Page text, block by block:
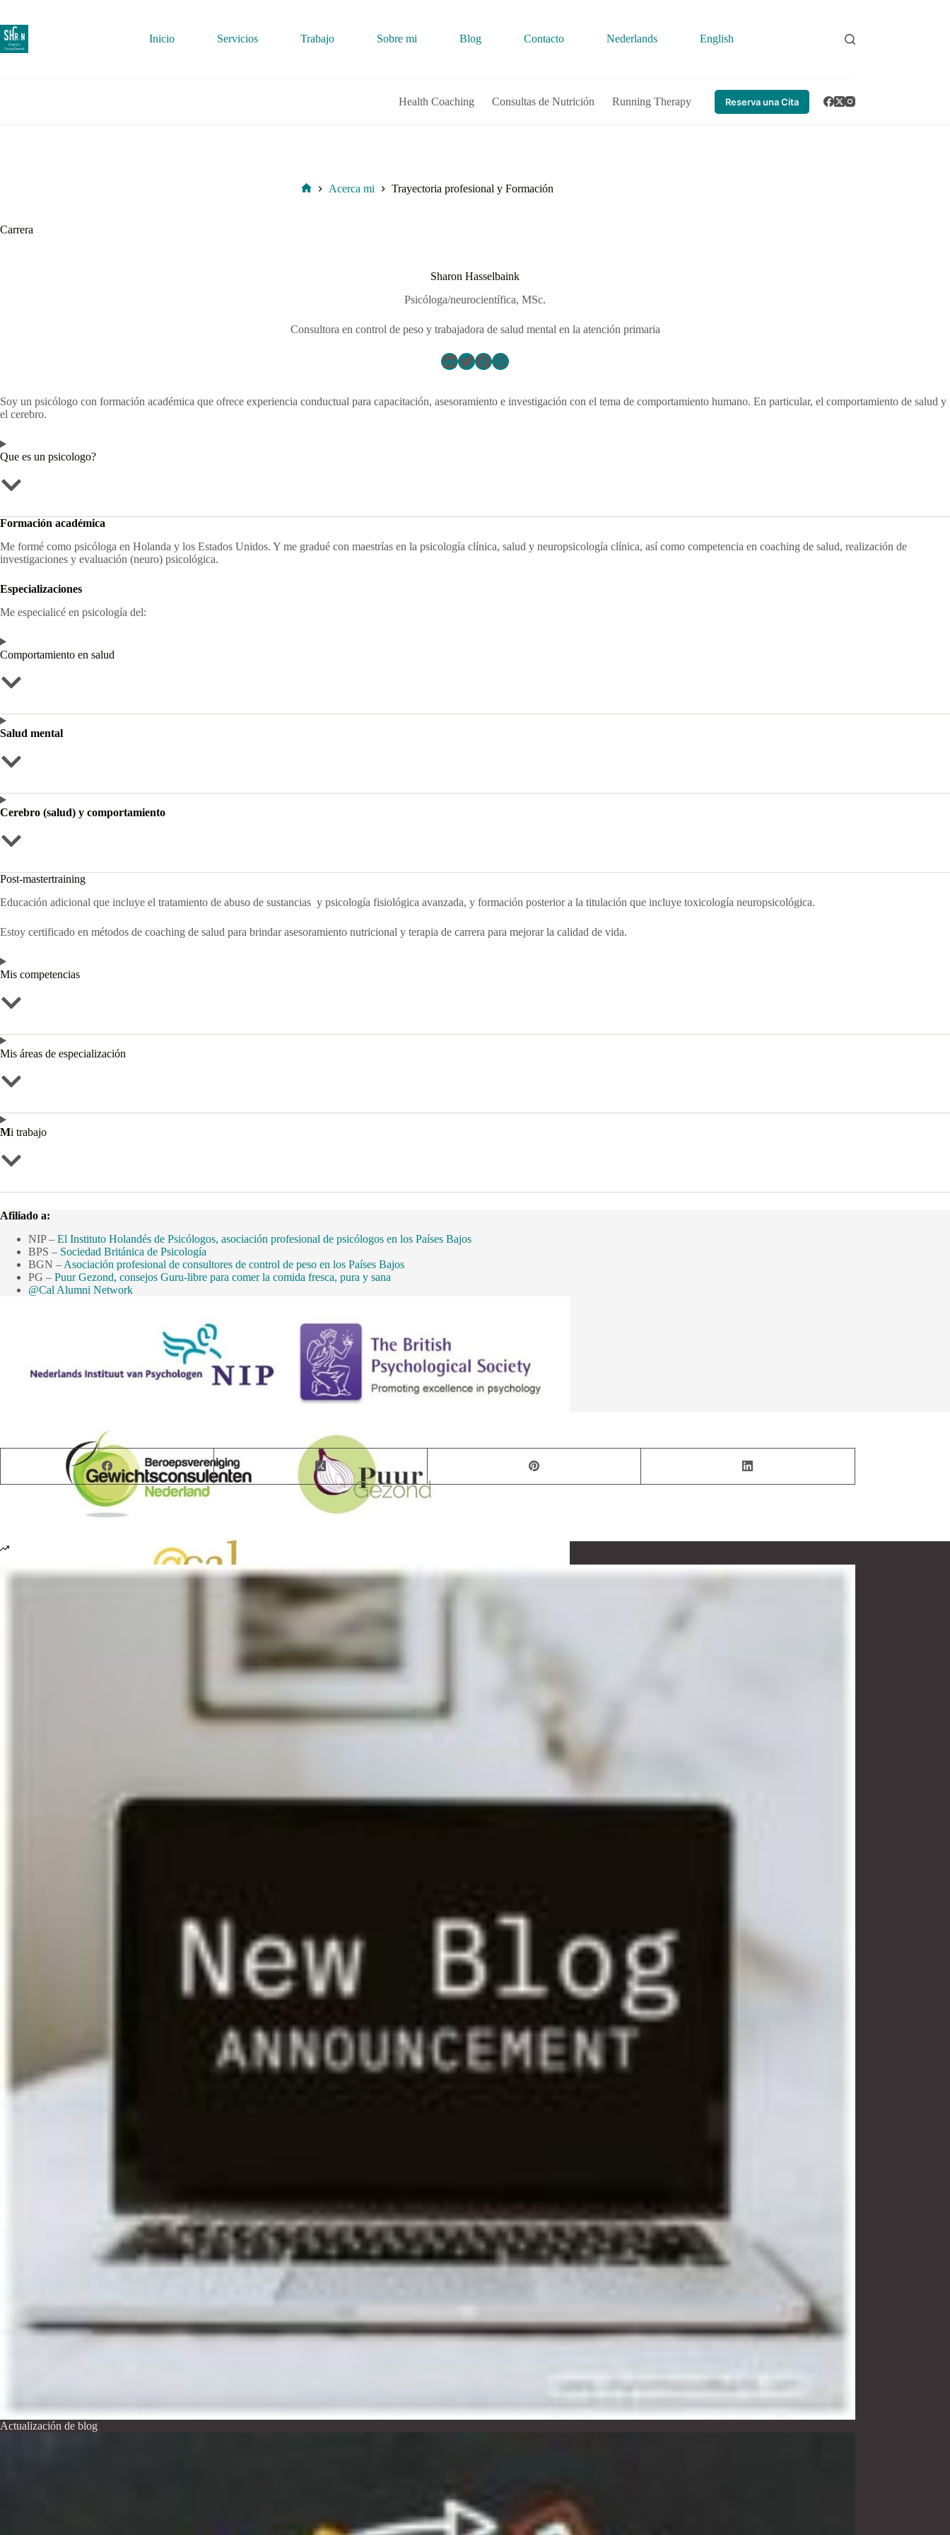
contenido
Inicio Servicios Trabajo Sobre mi Blog Contacto Nederlands English
Health Coaching Consultas de Nutrición Running Therapy Reserva una Cita
Acerca mi Trayectoria profesional y Formación
Carrera
Sharon Hasselbaink
Psicóloga/neurocientífica, MSc.
Consultora en control de peso y trabajadora de salud mental en la atención primaria
LinkedIn
Twitter
Facebook
Instagram
Soy un psicólogo con formación académica que ofrece experiencia conductual para capacitación, asesoramiento e investigación con el tema de comportamiento humano. En particular, el comportamiento de salud y
el cerebro.
Que es un psicologo?
Formación académica
Me formé como psicóloga en Holanda y los Estados Unidos. Y me gradué con maestrías en la psicología clínica, salud y neuropsicología clínica, así como competencia en coaching de salud, realización de
investigaciones y evaluación (neuro) psicológica.
Especializaciones
Me especialicé en psicología del:
Comportamiento en salud
Salud mental
Cerebro (salud) y comportamiento
Post-mastertraining
Educación adicional que incluye el tratamiento de abuso de sustancias y psicología fisiológica avanzada, y formación posterior a la titulación que incluye toxicología neuropsicológica.
Estoy certificado en métodos de coaching de salud para brindar asesoramiento nutricional y terapia de carrera para mejorar la calidad de vida.
Mis competencias
Mis áreas de especialización
Mi trabajo
Afiliado a:
NIP – El Instituto Holandés de Psicólogos, asociación profesional de psicólogos en los Países Bajos
BPS – Sociedad Británica de Psicología
BGN – Asociación profesional de consultores de control de peso en los Países Bajos
PG – Puur Gezond, consejos Guru-libre para comer la comida fresca, pura y sana
@Cal Alumni Network
Actualización de blog